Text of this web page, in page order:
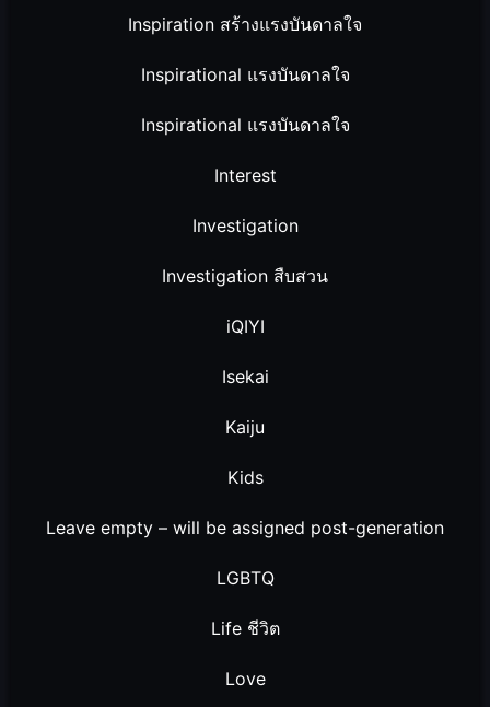
Inspiration สร้างแรงบันดาลใจ
Inspirational แรงบันดาลใจ
Inspirational แรงบันดาลใจ
Interest
Investigation
Investigation สืบสวน
iQIYI
Isekai
Kaiju
Kids
Leave empty – will be assigned post-generation
LGBTQ
Life ชีวิต
Love